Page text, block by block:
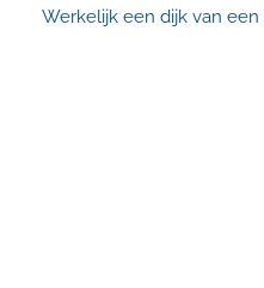
Werkelijk een dijk van